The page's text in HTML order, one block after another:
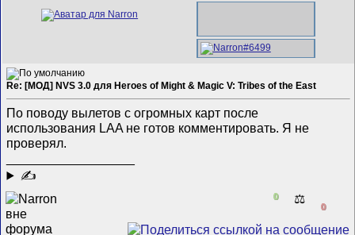
Re: [МОД] NVS 3.0 для Heroes of Might & Magic V: Tribes of the East
По поводу вылетов с огромных карт после
использования LAA не готов комментировать. Я не
проверял.
✍
0 ⚖️
0